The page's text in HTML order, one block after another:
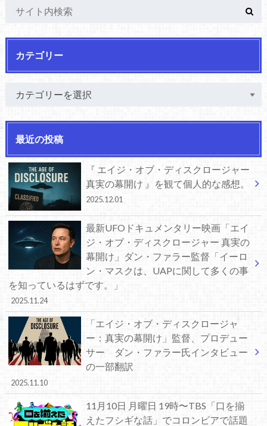
カテゴリー
最近の投稿
『 エイジ・オブ・ディスクロージャー
真実の幕開け 』を観て個人的な感想。
2025.12.01
最新UFOドキュメンタリー映画「エイ
ジ・オブ・ディスクロージャー 真実の
幕開け」ダン・ファラー監督「イーロ
ン・マスクは、UAPに関して多くの事
を知っているはずです。」
2025.11.24
「エイジ・オブ・ディスクロージャ
ー：真実の幕開け」監督、プロデュー
サー ダン・ファラー氏インタビュー
の一部翻訳
2025.11.10
11月10日 月曜日 19時〜TBS「口を揃
えたフシギな話」でコロンビアで話題